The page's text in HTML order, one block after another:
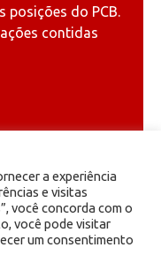
posições do PCB.
contidas
a experiência
e visitas
você concorda com o
você pode visitar
um consentimento